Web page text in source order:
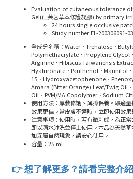
Evaluation of cutaneous tolerance of
Gel(山芙蓉草本修護凝膠) by primary
24 hours single occlusive
Study number EL-200306091-03
全成分名稱：Water．Trehalose．
Polymethacrylate．Propylene Glycol
Arginine．Hibiscus Taiwanensis
Hyaluronate．Panthenol．Mannitol
15．Hydroxyacetophenone．
Amara (Bitter Orange) Leaf/Twig Oil
Oil．PVM/MA Copolymer．Sodium
使用方法：厚敷修護、薄擦保養。取適
效果更佳。當皮膚不適時，立即使用效果
注意事項：使用時，若有微剌感，為正
即以清水沖洗並停止使用。本品為天然
加深屬自然現象，請安心使用。
容量： 25 ml
👉 想了解更多？請看完整介紹